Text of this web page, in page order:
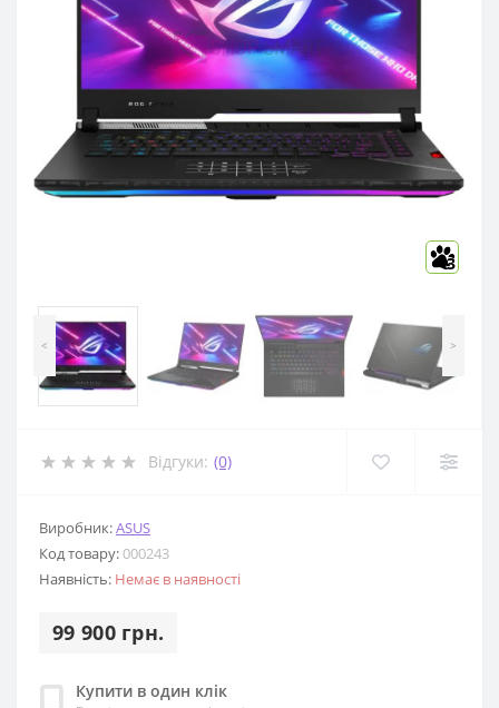
3
< >
Відгуки: (0)
Виробник:ASUS
Код товару:000243
Наявність: Немає в наявності
99 900 грн.
Купити в один клік